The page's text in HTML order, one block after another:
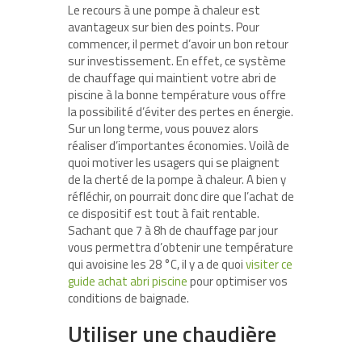
Le recours à une pompe à chaleur est
avantageux sur bien des points. Pour
commencer, il permet d’avoir un bon retour
sur investissement. En effet, ce système
de chauffage qui maintient votre abri de
piscine à la bonne température vous offre
la possibilité d’éviter des pertes en énergie.
Sur un long terme, vous pouvez alors
réaliser d’importantes économies. Voilà de
quoi motiver les usagers qui se plaignent
de la cherté de la pompe à chaleur. A bien y
réfléchir, on pourrait donc dire que l’achat de
ce dispositif est tout à fait rentable.
Sachant que 7 à 8h de chauffage par jour
vous permettra d’obtenir une température
qui avoisine les 28 °C, il y a de quoivisiter ce
guide achat abri piscinepour optimiser vos
conditions de baignade.
Utiliser une chaudière